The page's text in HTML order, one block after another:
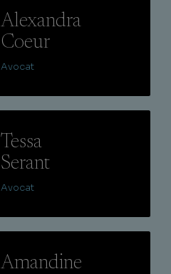
Alexandra
Coeur
Avocat
Tessa
Serant
Avocat
Amandine